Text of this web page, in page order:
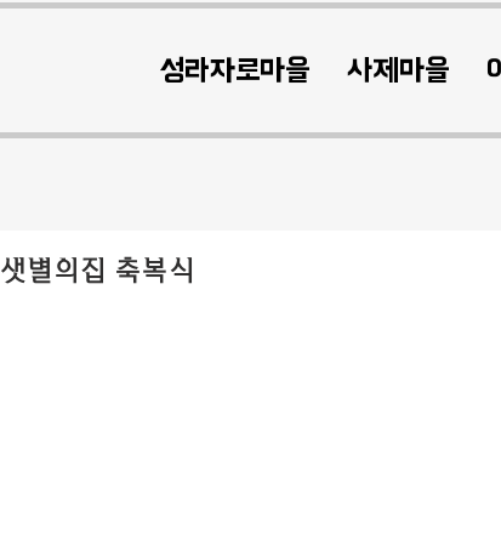
성라자로마을 사제마을
샛별의집 축복식